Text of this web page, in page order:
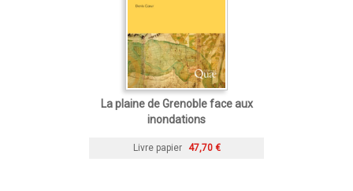
La plaine de Grenoble face aux
inondations
Livre papier 47,70 €